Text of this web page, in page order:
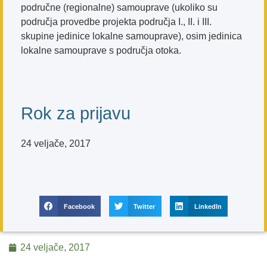
područne (regionalne) samouprave (ukoliko su
područja provedbe projekta područja I., II. i III.
skupine jedinice lokalne samouprave), osim jedinica
lokalne samouprave s područja otoka.
Rok za prijavu
24 veljače, 2017
Facebook Twitter LinkedIn
24 veljače, 2017